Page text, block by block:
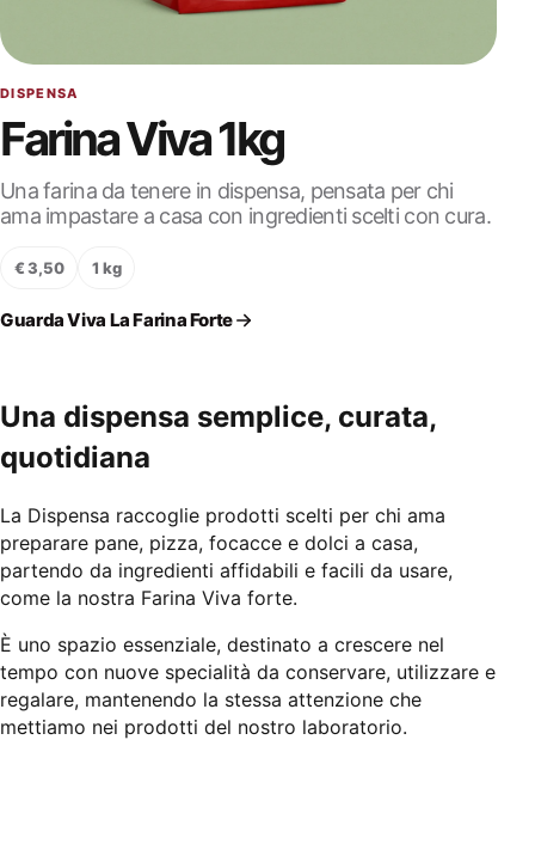
DISPENSA
Farina Viva 1kg
Una farina da tenere in dispensa, pensata per chi
ama impastare a casa con ingredienti scelti con cura.
€ 3,50 1 kg
Guarda Viva La Farina Forte
Una dispensa semplice, curata,
quotidiana
La Dispensa raccoglie prodotti scelti per chi ama
preparare pane, pizza, focacce e dolci a casa,
partendo da ingredienti affidabili e facili da usare,
come la nostra Farina Viva forte.
È uno spazio essenziale, destinato a crescere nel
tempo con nuove specialità da conservare, utilizzare e
regalare, mantenendo la stessa attenzione che
mettiamo nei prodotti del nostro laboratorio.